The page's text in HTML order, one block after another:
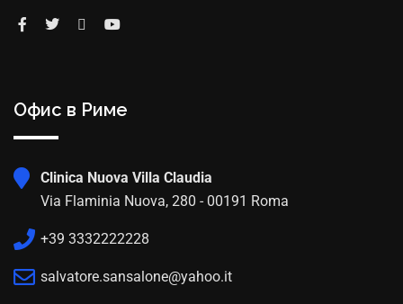
Офис в Риме
Clinica Nuova Villa Claudia
Via Flaminia Nuova, 280 - 00191 Roma
+39 3332222228
salvatore.sansalone@yahoo.it